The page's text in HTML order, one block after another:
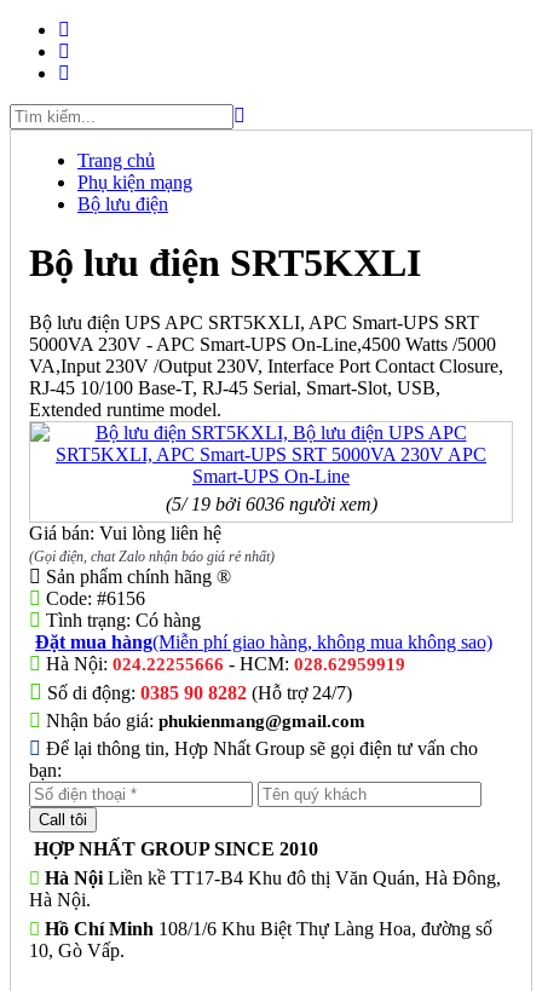
Trang chủ
Phụ kiện mạng
Bộ lưu điện
Bộ lưu điện SRT5KXLI
Bộ lưu điện UPS APC SRT5KXLI, APC Smart-UPS SRT
5000VA 230V - APC Smart-UPS On-Line,4500 Watts /5000
VA,Input 230V /Output 230V, Interface Port Contact Closure,
RJ-45 10/100 Base-T, RJ-45 Serial, Smart-Slot, USB,
Extended runtime model.
(5/ 19 bởi 6036 người xem)
Giá bán: Vui lòng liên hệ
(Gọi điện, chat Zalo nhận báo giá rẻ nhất)
Sản phẩm chính hãng ®
Code: #6156
Tình trạng: Có hàng
Đặt mua hàng(Miễn phí giao hàng, không mua không sao)
Hà Nội: 024.22255666 - HCM: 028.62959919
Số di động: 0385 90 8282 (Hỗ trợ 24/7)
Nhận báo giá: phukienmang@gmail.com
Để lại thông tin, Hợp Nhất Group sẽ gọi điện tư vấn cho
bạn:
HỢP NHẤT GROUP SINCE 2010
Hà Nội Liền kề TT17-B4 Khu đô thị Văn Quán, Hà Đông,
Hà Nội.
Hồ Chí Minh 108/1/6 Khu Biệt Thự Làng Hoa, đường số
10, Gò Vấp.